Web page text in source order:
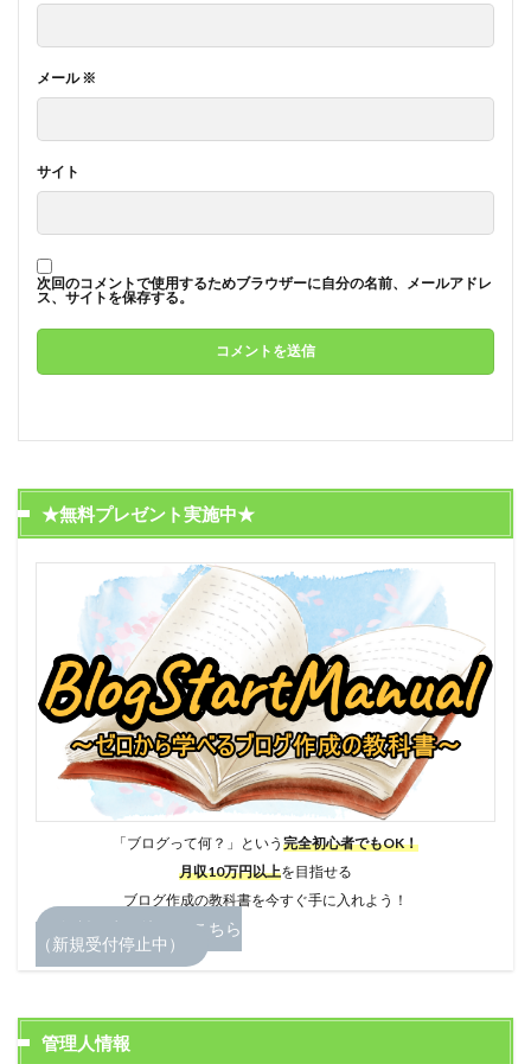
メール※
サイト
次回のコメントで使用するためブラウザーに自分の名前、メールアドレ
ス、サイトを保存する。
★無料プレゼント実施中★
「ブログって何？」という 完全初心者でもOK！
月収10万円以上を目指せる
ブログ作成の教科書を今すぐ手に入れよう！
無料お申し込みはこちら
（新規受付停止中）
管理人情報